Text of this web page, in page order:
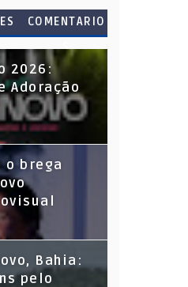
COMENTARIO
S
2026:
Adoração
o brega
Bahia:
pelo